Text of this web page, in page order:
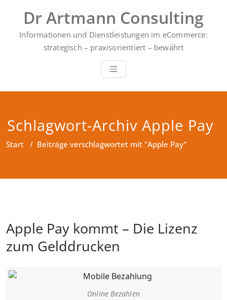
springen
Dr Artmann Consulting
Informationen und Dienstleistungen im eCommerce:
strategisch – praxisorientiert – bewährt
Schlagwort-Archiv Apple Pay
Start / Beiträge verschlagwortet mit "Apple Pay"
Apple Pay kommt – Die Lizenz
zum Gelddrucken
Online Bezahlen